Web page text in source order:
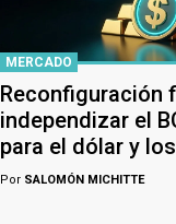
MERCADO
Reconfiguración
independizar el
para el dólar y
Por SALOMÓN MICHITTE